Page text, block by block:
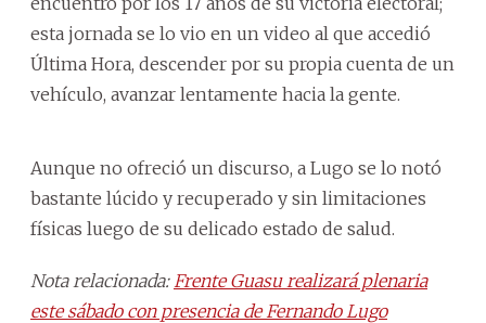
esta jornada se lo vio en un video al que accedió
Última Hora, descender por su propia cuenta de un
vehículo, avanzar lentamente hacia la gente.
Aunque no ofreció un discurso, a Lugo se lo notó
bastante lúcido y recuperado y sin limitaciones
físicas luego de su delicado estado de salud.
Nota relacionada: Frente Guasu realizará plenaria
este sábado con presencia de Fernando Lugo